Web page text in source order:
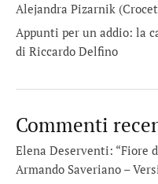
Alejandra Pizarnik
Appunti per un addio: la
di Riccardo Delfino
Commenti
Elena Deserventi: “Fiore
Armando Saveriano –